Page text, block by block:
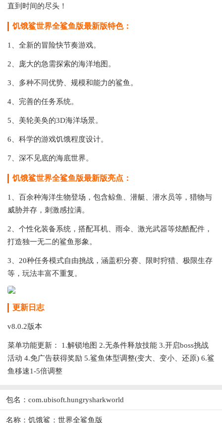
直到时间的尽头！
饥饿鲨世界全鲨鱼版最新版特色：
1、全新的冒险快节奏游戏。
2、庞大的急需探索的海洋地图。
3、多种不同优势、规模和能力的鲨鱼。
4、完善的任务系统。
5、美轮美奂的3D海洋场景。
6、科学的游戏饥饿程度设计。
7、深不见底的海底世界。
饥饿鲨世界全鲨鱼版最新版亮点：
1、百余种海洋生物登场，包含鲸鱼、潜艇、潜水员等，猎物与
威胁并存，刺激感拉满。
2、个性化装备系统，搭配耳机、雨伞、激光武器等炫酷配件，
打造独一无二的鲨鱼形象。
3、20种任务模式自由挑战，涵盖积分赛、限时狩猎、极限生存
等，玩法丰富不重复。
更新日志
v8.0.2版本
菜单功能更新： 1.解锁地图 2.无条件释放技能 3.开启boss挑战
活动 4.免广告获得奖励 5.鲨鱼体型调整(变大、变小、还原) 6.鲨
鱼移速1-5倍调整
包名：com.ubisoft.hungrysharkworld
名称：饥饿鲨：世界全鲨鱼版